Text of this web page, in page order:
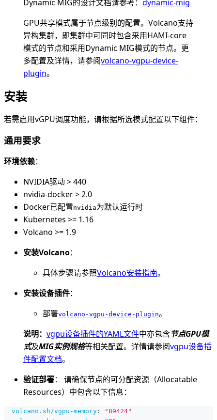
Dynamic MIG的设计文档请参考： dynamic-mig
GPU共享模式属于节点级别的配置。Volcano支持
异构集群，即集群中可同时包含采用HAMI-core
模式的节点和采用Dynamic MIG模式的节点。更
多配置及详情，请参阅volcano-vgpu-device-
plugin。
安装
若需启用vGPU调度功能，请根据所选模式配置以下组件：
通用要求
环境依赖：
NVIDIA驱动 > 440
nvidia-docker > 2.0
Docker已配置nvidia为默认运行时
Kubernetes >= 1.16
Volcano >= 1.9
安装Volcano：
具体步骤请参照Volcano安装指南。
安装设备插件：
部署volcano-vgpu-device-plugin。
说明： vgpu设备插件的YAML文件中亦包含节点GPU模
式及MIG实例规格等相关配置。详情请参阅vgpu设备插
件配置文档。
验证部署： 请确保节点的可分配资源（Allocatable
Resources）中包含以下信息：
volcano.sh/vgpu-memory :
"89424"